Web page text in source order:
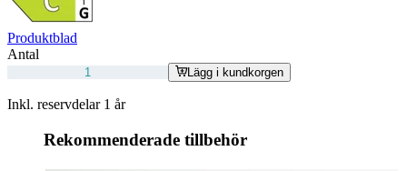
Produktblad
Antal
Lägg i kundkorgen
Inkl. reservdelar 1 år
Rekommenderade tillbehör